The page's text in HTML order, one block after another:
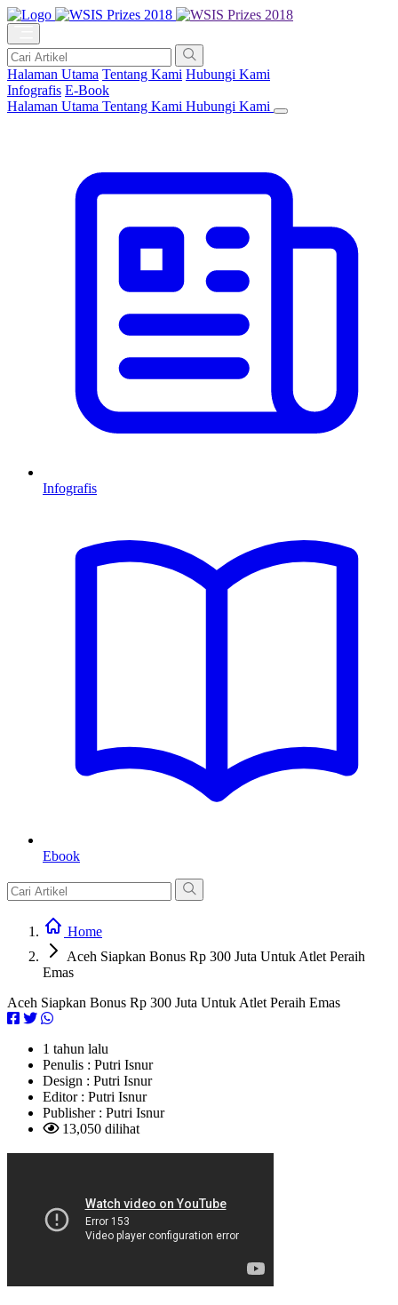
Halaman Utama Tentang Kami Hubungi Kami
Infografis E-Book
Halaman Utama Tentang Kami Hubungi Kami
Infografis
Ebook
Home
Aceh Siapkan Bonus Rp 300 Juta Untuk Atlet Peraih
Emas
Aceh Siapkan Bonus Rp 300 Juta Untuk Atlet Peraih Emas
1 tahun lalu
Penulis : Putri Isnur
Design : Putri Isnur
Editor : Putri Isnur
Publisher : Putri Isnur
13,050 dilihat